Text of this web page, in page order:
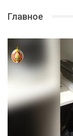
Главное